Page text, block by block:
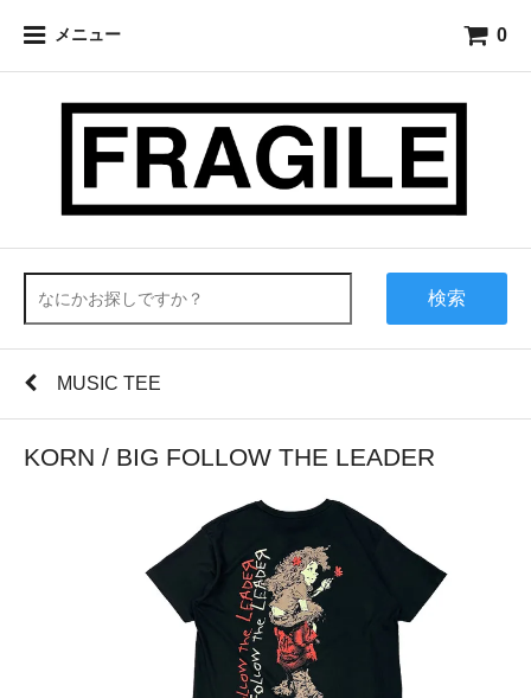
メニュー 0
検索
MUSIC TEE
KORN / BIG FOLLOW THE LEADER